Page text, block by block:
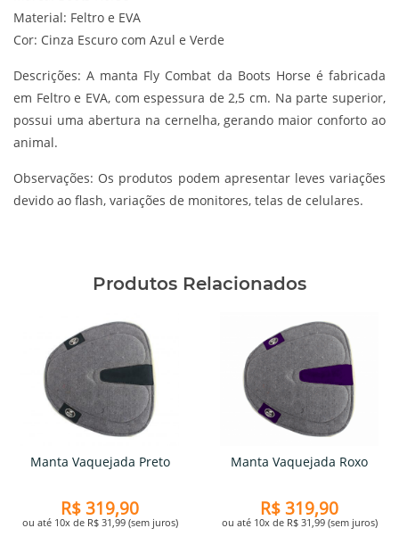
Material: Feltro e EVA
Cor: Cinza Escuro com Azul e Verde
Descrições:A manta Fly Combat da Boots Horse é fabricada
em Feltro e EVA, com espessura de 2,5 cm. Na parte superior,
possui uma abertura na cernelha, gerando maior conforto ao
animal.
Observações: Os produtos podem apresentar leves variações
devido ao flash, variações de monitores, telas de celulares.
Produtos Relacionados
Manta Vaquejada Preto
R$ 319,90
ou até 10x de R$ 31,99 (sem juros)
Manta Vaquejada Roxo
R$ 319,90
ou até 10x de R$ 31,99 (sem juros)